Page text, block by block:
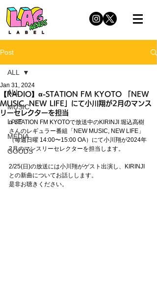
Post
ALL
MUSIC
LIVE
MEDIA
GOODS
ALL
【RADIO】α-STATION FM KYOTO 「NEW
MUSIC, NEW LIFE」にて小川翔が2月のマンス
リーセレクターを担当
Jan 31, 2024
α-STATION FM KYOTOで放送中のKIRINJI 堀込高樹
さんのレギュラー番組「NEW MUSIC, NEW LIFE」
（毎週日曜 14:00〜15:00 OA）にて小川翔が2024年
2月のマンスリーセレクターを担当します。
2/25(日)の放送には小川翔がゲスト出演し、KIRINJI
との新曲についてお話しします。
是非お聴きください。